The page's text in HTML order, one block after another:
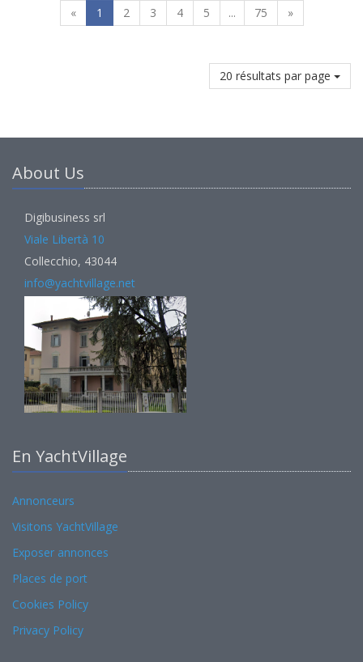
« 1 2 3 4 5 ... 75 »
20 résultats par page
About Us
Digibusiness srl
Viale Libertà 10
Collecchio, 43044
info@yachtvillage.net
En YachtVillage
Annonceurs
Visitons YachtVillage
Exposer annonces
Places de port
Cookies Policy
Privacy Policy